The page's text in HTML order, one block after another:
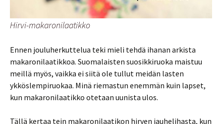
Hirvi-makaronilaatikko
Ennen jouluherkuttelua teki mieli tehdä ihanan arkista
makaronilaatikkoa. Suomalaisten suosikkiruoka maistuu
meillä myös, vaikka ei siitä ole tullut meidän lasten
ykköslempiruokaa. Minä riemastun enemmän kuin lapset,
kun makaronilaatikko otetaan uunista ulos.
Tällä kertaa tein makaronilaatikon hirven jauhelihasta, kun